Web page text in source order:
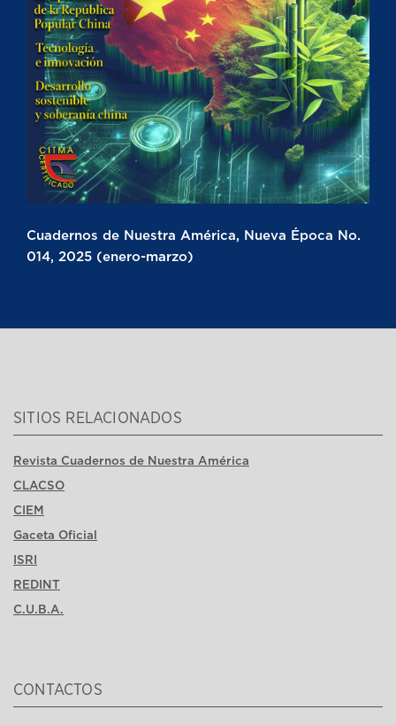
Cuadernos de Nuestra América, Nueva Época No.
014, 2025 (enero-marzo)
SITIOS RELACIONADOS
Revista Cuadernos de Nuestra América
CLACSO
CIEM
Gaceta Oficial
ISRI
REDINT
C.U.B.A.
CONTACTOS